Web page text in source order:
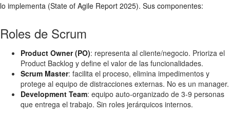
lo implementa (State of Agile Report 2025). Sus componentes:
Roles de Scrum
Product Owner (PO): representa al cliente/negocio. Prioriza el
Product Backlog y define el valor de las funcionalidades.
Scrum Master: facilita el proceso, elimina impedimentos y
protege al equipo de distracciones externas. No es un manager.
Development Team: equipo auto-organizado de 3-9 personas
que entrega el trabajo. Sin roles jerárquicos internos.